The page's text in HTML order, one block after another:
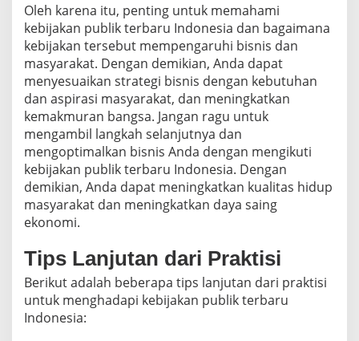
Oleh karena itu, penting untuk memahami
kebijakan publik terbaru Indonesia dan bagaimana
kebijakan tersebut mempengaruhi bisnis dan
masyarakat. Dengan demikian, Anda dapat
menyesuaikan strategi bisnis dengan kebutuhan
dan aspirasi masyarakat, dan meningkatkan
kemakmuran bangsa. Jangan ragu untuk
mengambil langkah selanjutnya dan
mengoptimalkan bisnis Anda dengan mengikuti
kebijakan publik terbaru Indonesia. Dengan
demikian, Anda dapat meningkatkan kualitas hidup
masyarakat dan meningkatkan daya saing
ekonomi.
Tips Lanjutan dari Praktisi
Berikut adalah beberapa tips lanjutan dari praktisi
untuk menghadapi kebijakan publik terbaru
Indonesia: